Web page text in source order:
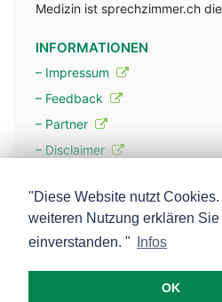
Medizin ist sprechzimmer.ch
INFORMATIONEN
– Impressum
– Feedback
– Partner
– Disclaimer
– Werbung
– Mehr über unsere Experten
"Diese Website nutzt Cookies.
weiteren Nutzung erklären Sie
einverstanden. "
Infos
OK